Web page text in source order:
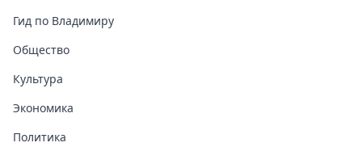
Гид по Владимиру
Общество
Культура
Экономика
Политика